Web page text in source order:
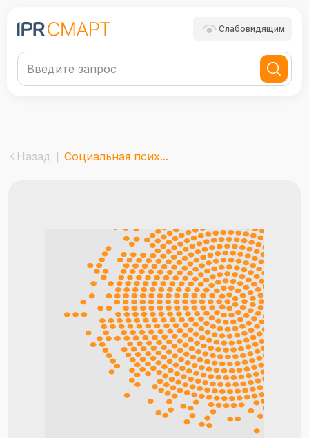
Слабовидящим
Назад Социальная псих...